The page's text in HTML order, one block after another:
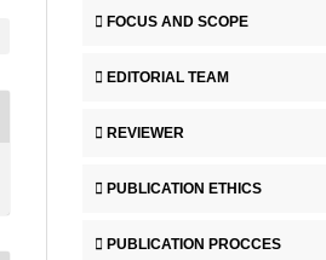
FOCUS AND SCOPE
EDITORIAL TEAM
REVIEWER
PUBLICATION ETHICS
PUBLICATION PROCCES